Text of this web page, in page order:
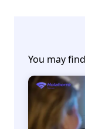
You may